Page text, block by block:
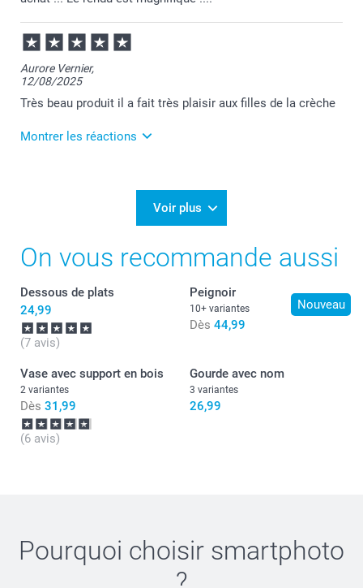
Aurore Vernier,
12/08/2025
Très beau produit il a fait très plaisir aux filles de la crèche
Montrer les réactions
ravie que votre cadeau ait fait plaisir.
Je vous souhaite une bonne journée.
Florence@smartphoto
Voir plus
On vous recommande aussi
Dessous de plats
24,99
(7 avis)
Nouveau
Peignoir
10+ variantes
Dès 44,99
Vase avec support en bois
2 variantes
Dès 31,99
(6 avis)
Gourde avec nom
3 variantes
26,99
Pourquoi choisir smartphoto
?